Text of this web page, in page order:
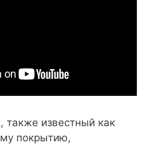
также известный как
покрытию,